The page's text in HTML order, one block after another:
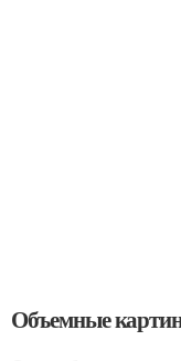
Объемные